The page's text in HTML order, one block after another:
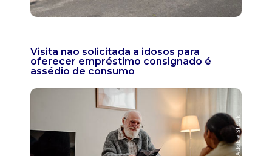
Visita não solicitada a idosos para
oferecer empréstimo consignado é
assédio de consumo